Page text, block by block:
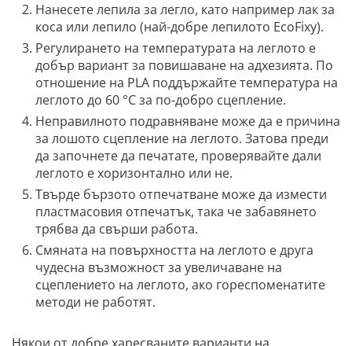
Нанесете лепила за легло, като например лак за
коса или лепило (най-добре лепилото EcoFixy).
Регулирането на температурата на леглото е
добър вариант за повишаване на адхезията. По
отношение на PLA поддържайте температура на
леглото до 60 °C за по-добро сцепление.
Неправилното подравняване може да е причина
за лошото сцепление на леглото. Затова преди
да започнете да печатате, проверявайте дали
леглото е хоризонтално или не.
Твърде бързото отпечатване може да измести
пластмасовия отпечатък, така че забавянето
трябва да свърши работа.
Смяната на повърхността на леглото е друга
чудесна възможност за увеличаване на
сцеплението на леглото, ако гореспоменатите
методи не работят.